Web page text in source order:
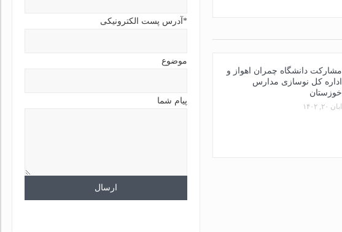
مشارکت دانشگاه چمران اهواز و
اداره کل نوسازی مدارس
خوزستان
آبان ۲۰, ۱۴۰۲
*آدرس پست الکترونیکی
موضوع
پیام شما